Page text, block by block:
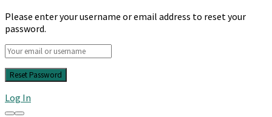
Please enter your username or email address to reset your
password.
Log In